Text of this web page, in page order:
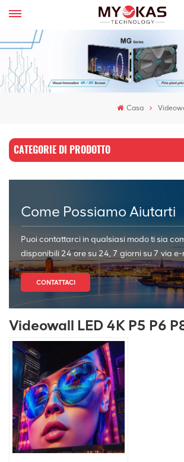
Casa
CATEGORIE DI PRODOTTO
Come Possiamo Aiutarti
Puoi contattarci in qualsiasi modo ti sia
disponibili 24 ore su 24, 7 giorni su 7 via e-
CONTATTACI
Videowall LED 4K P5 P6